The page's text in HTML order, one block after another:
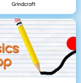
Grindcraft